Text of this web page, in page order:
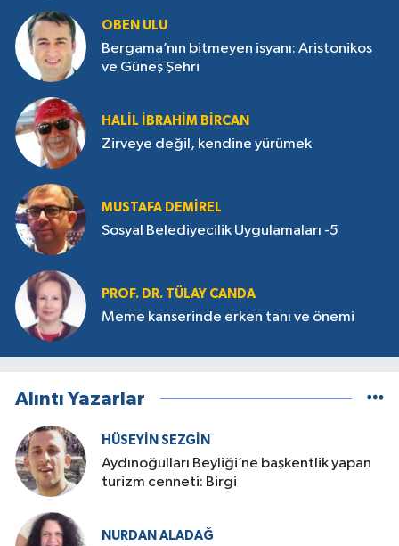
OBEN ULU
Bergama’nın bitmeyen isyanı: Aristonikos
ve Güneş Şehri
HALIL İBRAHIM BIRCAN
Zirveye değil, kendine yürümek
MUSTAFA DEMIREL
Sosyal Belediyecilik Uygulamaları -5
PROF. DR. TÜLAY CANDA
Meme kanserinde erken tanı ve önemi
Alıntı Yazarlar
HÜSEYIN SEZGIN
Aydınoğulları Beyliği’ne başkentlik yapan
turizm cenneti: Birgi
NURDAN ALADAĞ